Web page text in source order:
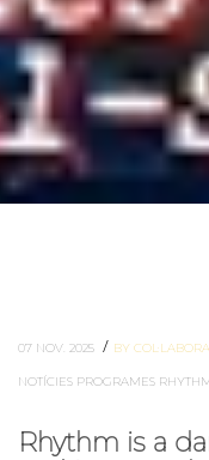
07 NOV. 2025 / BY
NOTÍCIES PROGRAMES
Rhythm is a